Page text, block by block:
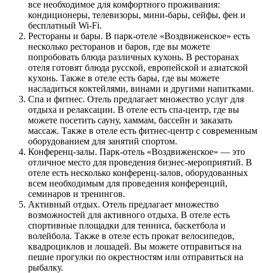
все необходимое для комфортного проживания:
кондиционеры, телевизоры, мини-бары, сейфы, фен и
бесплатный Wi-Fi.
Рестораны и бары. В парк-отеле «Воздвиженское» есть
несколько ресторанов и баров, где вы можете
попробовать блюда различных кухонь. В ресторанах
отеля готовят блюда русской, европейской и азиатской
кухонь. Также в отеле есть бары, где вы можете
насладиться коктейлями, винами и другими напитками.
Спа и фитнес. Отель предлагает множество услуг для
отдыха и релаксации. В отеле есть спа-центр, где вы
можете посетить сауну, хаммам, бассейн и заказать
массаж. Также в отеле есть фитнес-центр с современным
оборудованием для занятий спортом.
Конференц-залы. Парк-отель «Воздвиженское» — это
отличное место для проведения бизнес-мероприятий. В
отеле есть несколько конференц-залов, оборудованных
всем необходимым для проведения конференций,
семинаров и тренингов.
Активный отдых. Отель предлагает множество
возможностей для активного отдыха. В отеле есть
спортивные площадки для тенниса, баскетбола и
волейбола. Также в отеле есть прокат велосипедов,
квадроциклов и лошадей. Вы можете отправиться на
пешие прогулки по окрестностям или отправиться на
рыбалку.